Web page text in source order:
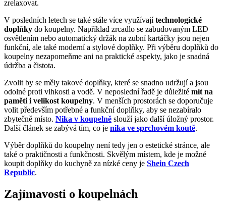
zrelaxovat.
V posledních letech se také stále více využívajítechnologické
doplňky do koupelny. Například zrcadlo se zabudovaným LED
osvětlením nebo automatický držák na zubní kartáčky jsou nejen
funkční, ale také moderní a stylové doplňky. Při výběru doplňků do
koupelny nezapomeňme ani na praktické aspekty, jako je snadná
údržba a čistota.
Zvolit by se měly takové doplňky, které se snadno udržují a jsou
odolné proti vlhkosti a vodě. V neposlední řadě je důležité mít na
paměti i velikost koupelny. V menších prostorách se doporučuje
volit především potřebné a funkční doplňky, aby se nezabíralo
zbytečně místo. Nika v koupelně slouží jako další úložný prostor.
Další článek se zabývá tím, co je nika ve sprchovém koutě.
Výběr doplňků do koupelny není tedy jen o estetické stránce, ale
také o praktičnosti a funkčnosti. Skvělým místem, kde je možné
koupit doplňky do kuchyně za nízké ceny je Shein Czech
Republic.
Zajímavosti o koupelnách